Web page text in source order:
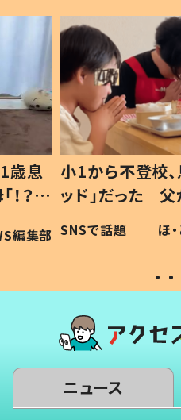
歳息
？」
編集部
小1から不登校
ッド」だった
作り続ける理
#令和の子
SNSで話題 ほ
ニュース